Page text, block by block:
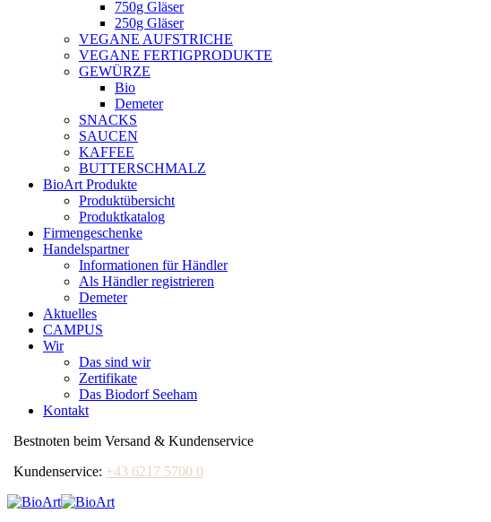
750g Gläser
250g Gläser
VEGANE AUFSTRICHE
VEGANE FERTIGPRODUKTE
GEWÜRZE
Bio
Demeter
SNACKS
SAUCEN
KAFFEE
BUTTERSCHMALZ
BioArt Produkte
Produktübersicht
Produktkatalog
Firmengeschenke
Handelspartner
Informationen für Händler
Als Händler registrieren
Demeter
Aktuelles
CAMPUS
Wir
Das sind wir
Zertifikate
Das Biodorf Seeham
Kontakt
Bestnoten beim Versand & Kundenservice
Kundenservice: +43 6217 5700 0